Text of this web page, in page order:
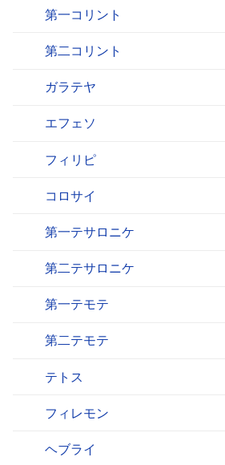
第一コリント
第二コリント
ガラテヤ
エフェソ
フィリピ
コロサイ
第一テサロニケ
第二テサロニケ
第一テモテ
第二テモテ
テトス
フィレモン
ヘブライ